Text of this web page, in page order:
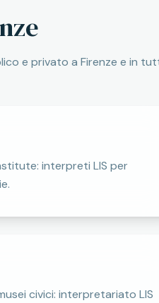
e privato a Firenze e in
interpreti LIS per
civici: interpretariato LIS